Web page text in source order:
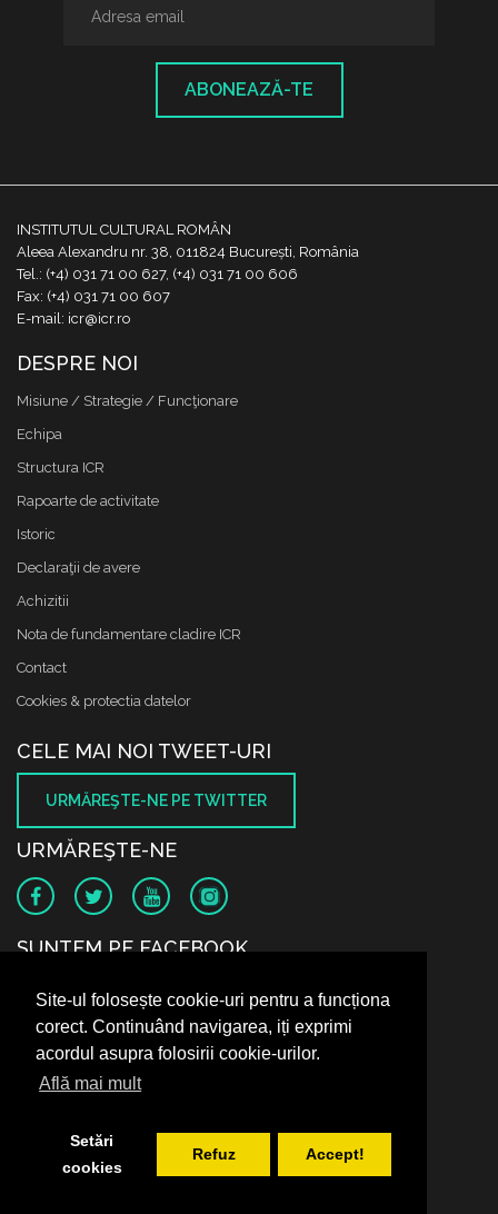
Site-ul folosește cookie-uri pentru a funcționa
corect. Continuând navigarea, iți exprimi
acordul asupra folosirii cookie-urilor.
Află mai mult
Setări
cookies
Refuz Accept!
ABONEAZĂ-TE
INSTITUTUL CULTURAL ROMÂN
Aleea Alexandru nr. 38, 011824 București, România
Tel.: (+4) 031 71 00 627, (+4) 031 71 00 606
Fax: (+4) 031 71 00 607
E-mail: icr@icr.ro
DESPRE NOI
Misiune / Strategie / Funcţionare
Echipa
Structura ICR
Rapoarte de activitate
Istoric
Declaraţii de avere
Achizitii
Nota de fundamentare cladire ICR
Contact
Cookies & protectia datelor
CELE MAI NOI TWEET-URI
URMĂREŞTE-NE PE TWITTER
URMĂREŞTE-NE
SUNTEM PE FACEBOOK